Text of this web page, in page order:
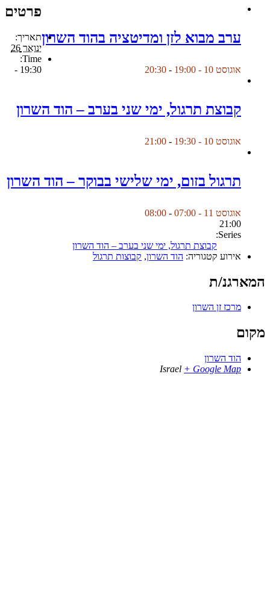
ערב מבוא לזן ומדיטציה בהוד השרון
אוגוסט 10 - 19:00 -
20:30
קבוצת תרגול, ימי שני בערב – הוד השרון
אוגוסט 10 - 19:30 -
21:00
תרגול בזום, ימי שלישי בבוקר – הוד השרון
אוגוסט 11 - 07:00 -
08:00
פרטים
תאריך:
ינואר 26
Time:
19:30 -
21:00
Series:
קבוצת תרגול, ימי שני בערב – הוד השרון
אירוע קטגוריה: הוד השרון, קבוצות תרגול
המארגנ/ת
מרכז זן השרון
מקום
הוד השרון
Israel + Google Map